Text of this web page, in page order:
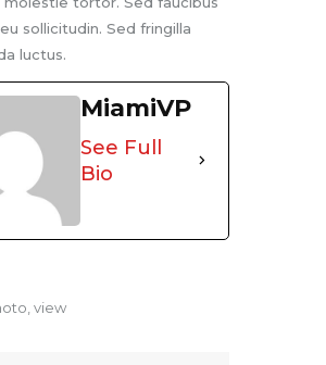
sollicitudin. Sed fringilla
luctus.
MiamiVP
See Full
Bio
,view